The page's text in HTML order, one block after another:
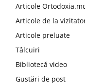
Articole
Articole de la
Articole preluate
Tâlcuiri
Bibliotecă video
Gustări de post